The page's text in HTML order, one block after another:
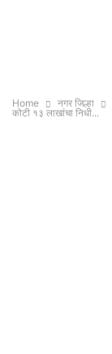
Home नगर जिल्हा
कोटी १३ लाखांचा निधी...